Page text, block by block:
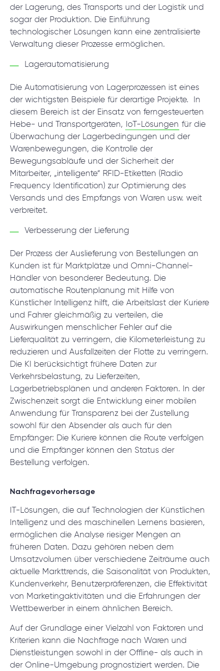
der Lagerung, des Transports und der Logistik und
sogar der Produktion. Die Einführung
technologischer Lösungen kann eine zentralisierte
Verwaltung dieser Prozesse ermöglichen.
Lagerautomatisierung
Die Automatisierung von Lagerprozessen ist eines
der wichtigsten Beispiele für derartige Projekte. In
diesem Bereich ist der Einsatz von ferngesteuerten
Hebe- und Transportgeräten,
IoT-Lösungen für die
Überwachung der Lagerbedingungen und der
Warenbewegungen, die Kontrolle der
Bewegungsabläufe und der Sicherheit der
Mitarbeiter, „intelligente“ RFID-Etiketten (Radio
Frequency Identification) zur Optimierung des
Versands und des Empfangs von Waren usw. weit
verbreitet.
Verbesserung der Lieferung
Der Prozess der Auslieferung von Bestellungen an
Kunden ist für Marktplätze und Omni-Channel-
Händler von besonderer Bedeutung. Die
automatische Routenplanung mit Hilfe von
Künstlicher Intelligenz hilft, die Arbeitslast der Kuriere
und Fahrer gleichmäßig zu verteilen, die
Auswirkungen menschlicher Fehler auf die
Lieferqualität zu verringern, die Kilometerleistung zu
reduzieren und Ausfallzeiten der Flotte zu verringern.
Die KI berücksichtigt frühere Daten zur
Verkehrsbelastung, zu Lieferzeiten,
Lagerbetriebsplänen und anderen Faktoren. In der
Zwischenzeit sorgt die Entwicklung einer mobilen
Anwendung für Transparenz bei der Zustellung
sowohl für den Absender als auch für den
Empfänger: Die Kuriere können die Route verfolgen
und die Empfänger können den Status der
Bestellung verfolgen.
Nachfragevorhersage
IT-Lösungen, die auf Technologien der Künstlichen
Intelligenz und des maschinellen Lernens basieren,
ermöglichen die Analyse riesiger Mengen an
früheren Daten. Dazu gehören neben dem
Umsatzvolumen über verschiedene Zeiträume auch
aktuelle Markttrends, die Saisonalität von Produkten,
Kundenverkehr, Benutzerpräferenzen, die Effektivität
von Marketingaktivitäten und die Erfahrungen der
Wettbewerber in einem ähnlichen Bereich.
Auf der Grundlage einer Vielzahl von Faktoren und
Kriterien kann die Nachfrage nach Waren und
Dienstleistungen sowohl in der Offline- als auch in
der Online-Umgebung prognostiziert werden. Die